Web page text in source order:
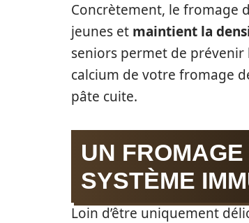
Concrètement, le fromage
jeunes et maintient la
seniors permet de prévenir
calcium de votre fromage
pâte cuite.
UN
SYSTÈME
Loin d’être uniquement